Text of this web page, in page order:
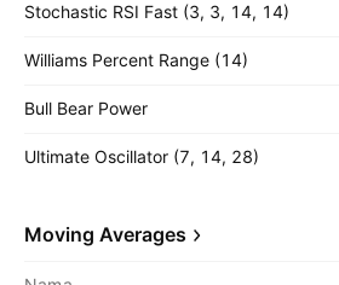
Stochastic RSI Fast (3, 3, 14, 14)
Williams Percent Range (14)
Bull Bear Power
Ultimate Oscillator (7, 14, 28)
Moving Averages